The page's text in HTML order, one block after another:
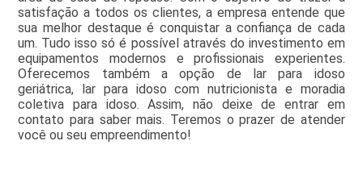
satisfação a todos os clientes, a empresa entende que
sua melhor destaque é conquistar a confiança de cada
um. Tudo isso só é possível através do investimento em
equipamentos modernos e profissionais experientes.
Oferecemos também a opção de lar para idoso
geriátrica, lar para idoso com nutricionista e moradia
coletiva para idoso. Assim, não deixe de entrar em
contato para saber mais. Teremos o prazer de atender
você ou seu empreendimento!